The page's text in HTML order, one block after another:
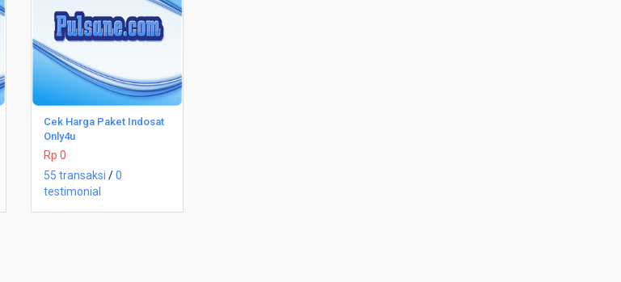
Beli Sekarang
Cek Harga Paket Indosat
Only4u
Rp 0
55 transaksi /0
testimonial